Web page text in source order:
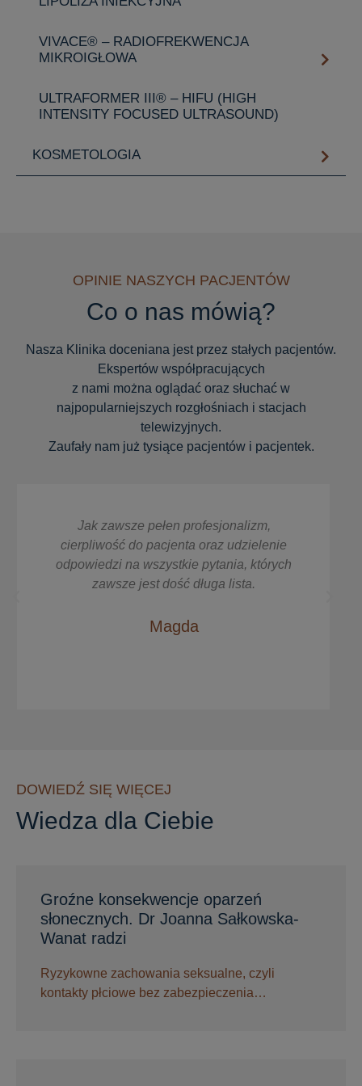
VIVACE® – RADIOFREKWENCJA
MIKROIGŁOWA
ULTRAFORMER III® – HIFU (HIGH
INTENSITY FOCUSED ULTRASOUND)
KOSMETOLOGIA
OPINIE NASZYCH PACJENTÓW
Co o nas mówią?
Nasza Klinika doceniana jest przez stałych pacjentów.
Ekspertów współpracujących
z nami można oglądać oraz słuchać w
najpopularniejszych rozgłośniach i stacjach
telewizyjnych.
Zaufały nam już tysiące pacjentów i pacjentek.
Jak zawsze pełen profesjonalizm,
cierpliwość do pacjenta oraz udzielenie
odpowiedzi na wszystkie pytania, których
zawsze jest dość długa lista.
Magda
DOWIEDŹ SIĘ WIĘCEJ
Wiedza dla Ciebie
Groźne konsekwencje oparzeń
słonecznych. Dr Joanna Sałkowska-
Wanat radzi
Ryzykowne zachowania seksualne, czyli
kontakty płciowe bez zabezpieczenia…